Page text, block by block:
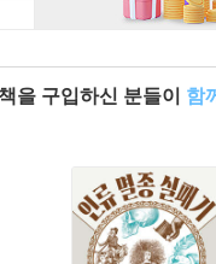
을 구입하신 분들이 함